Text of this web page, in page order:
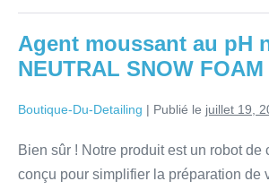
Agent moussant au pH
NEUTRAL SNOW FOAM
Boutique-Du-Detailing | Publié le juillet 19,
Bien sûr ! Notre produit est un robot
conçu pour simplifier la préparation de